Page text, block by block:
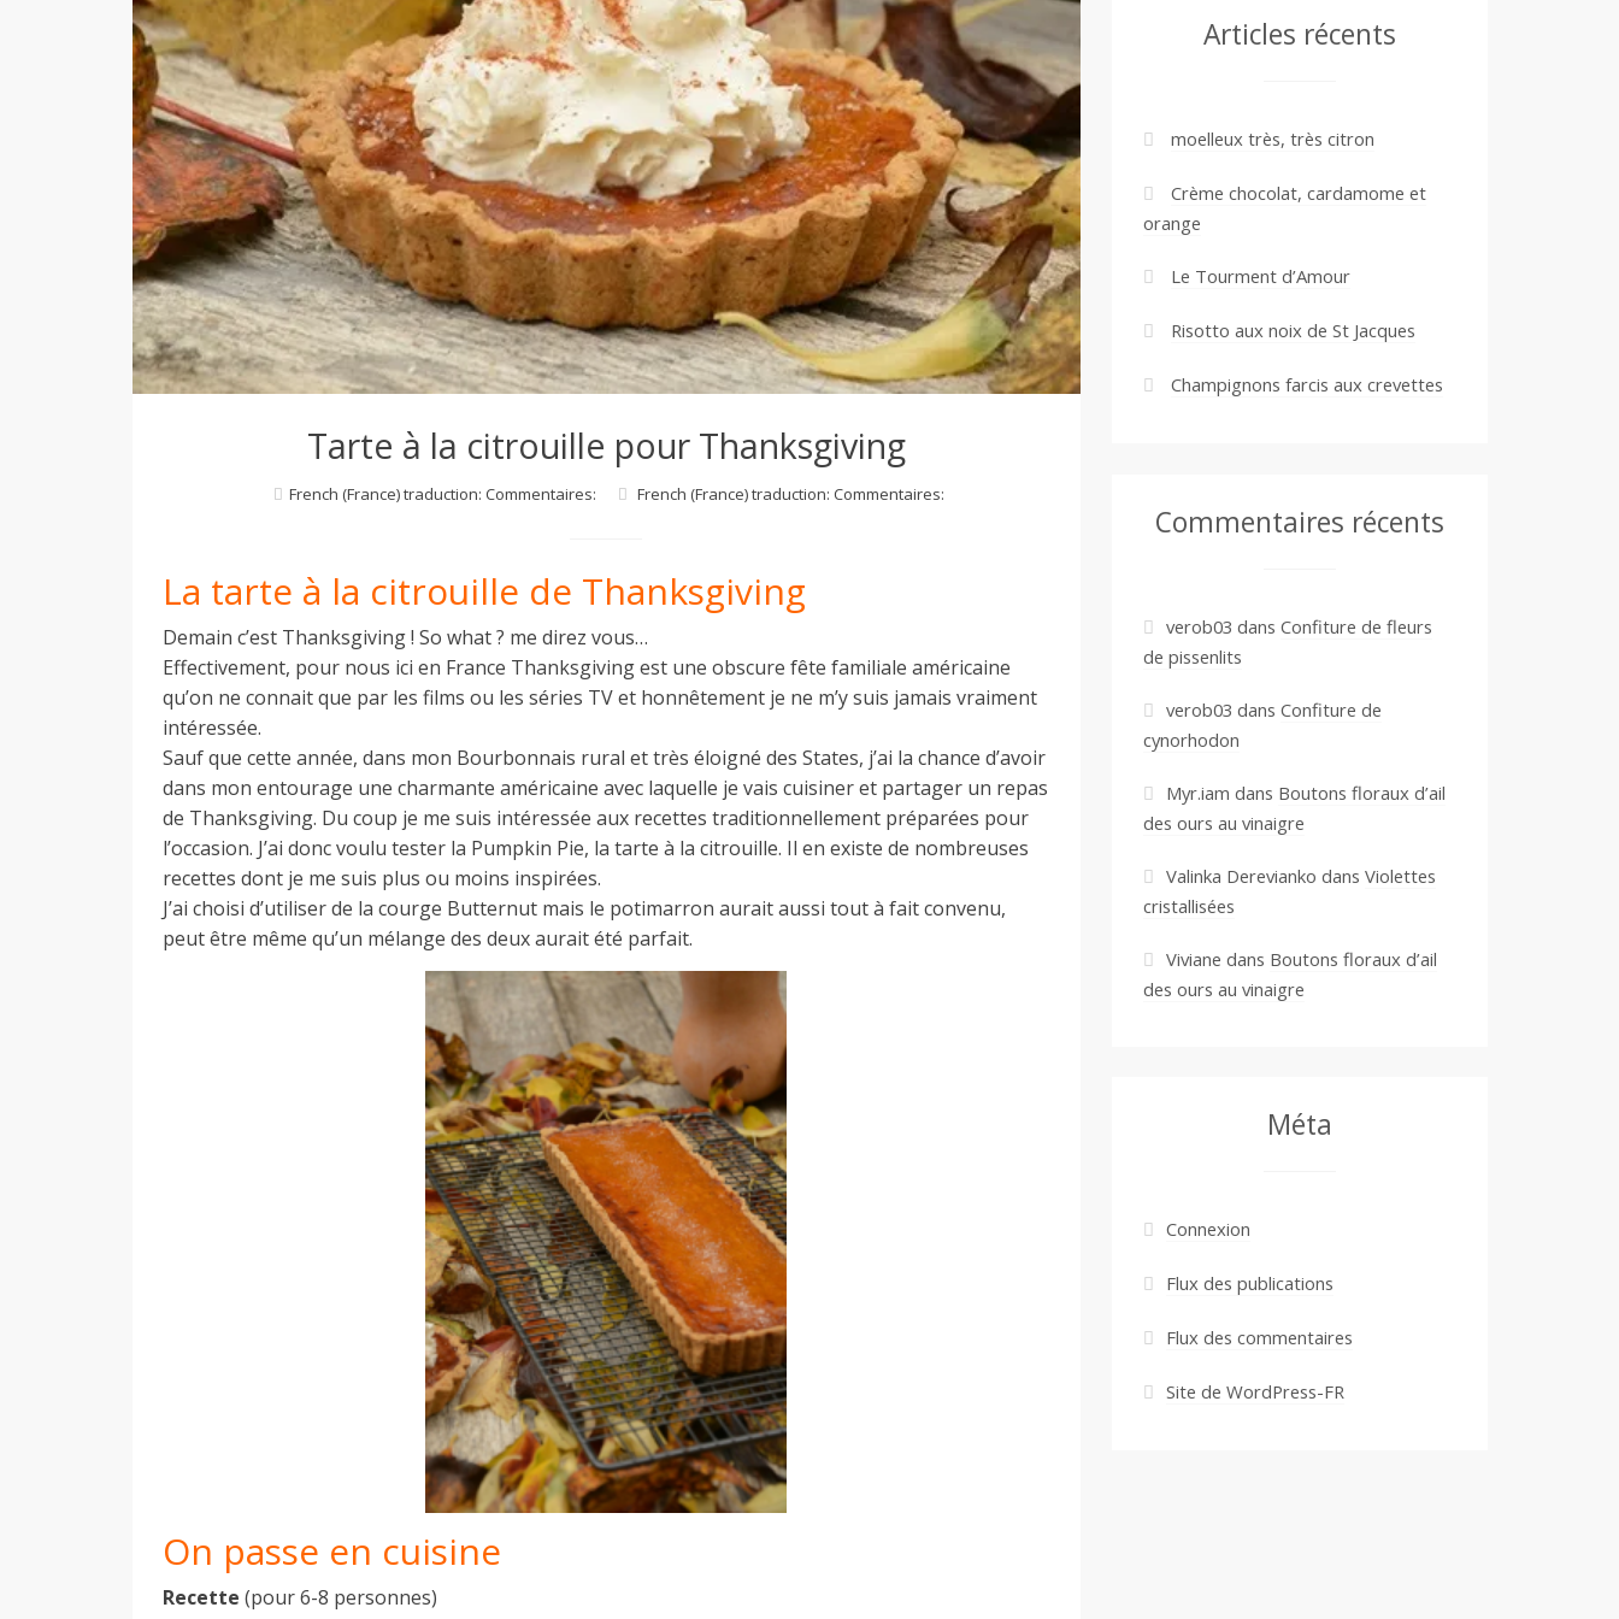
d
e
d
e
M
a
n
Tarte à la citrouille pour Thanksgiving
French (France) traduction: Commentaires: French (France) traduction: Commentaires:
La tarte à la citrouille de Thanksgiving
Demain c’est Thanksgiving ! So what ? me direz vous…
Effectivement, pour nous ici en France Thanksgiving est une obscure fête familiale américaine
qu’on ne connait que par les films ou les séries TV et honnêtement je ne m’y suis jamais vraiment
intéressée.
Sauf que cette année, dans mon Bourbonnais rural et très éloigné des States, j’ai la chance d’avoir
dans mon entourage une charmante américaine avec laquelle je vais cuisiner et partager un repas
de Thanksgiving. Du coup je me suis intéressée aux recettes traditionnellement préparées pour
l’occasion. J’ai donc voulu tester la Pumpkin Pie, la tarte à la citrouille. Il en existe de nombreuses
recettes dont je me suis plus ou moins inspirées.
J’ai choisi d’utiliser de la courge Butternut mais le potimarron aurait aussi tout à fait convenu,
peut être même qu’un mélange des deux aurait été parfait.
On passe en cuisine
Recette (pour 6-8 personnes)
Articles récents
moelleux très, très citron
Crème chocolat, cardamome et
orange
Le Tourment d’Amour
Risotto aux noix de St Jacques
Champignons farcis aux crevettes
Commentaires récents
verob03 dans Confiture de fleurs
de pissenlits
verob03 dans Confiture de
cynorhodon
Myr.iam dans Boutons floraux d’ail
des ours au vinaigre
Valinka Derevianko dans Violettes
cristallisées
Viviane dans Boutons floraux d’ail
des ours au vinaigre
Méta
Connexion
Flux des publications
Flux des commentaires
Site de WordPress-FR